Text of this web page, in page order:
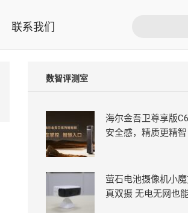
目案例
联系我们
数智评测室
海尔金吾卫尊享版
安全感，精质更精智
萤石电池摄像机小魔
真双摄 无电无网也